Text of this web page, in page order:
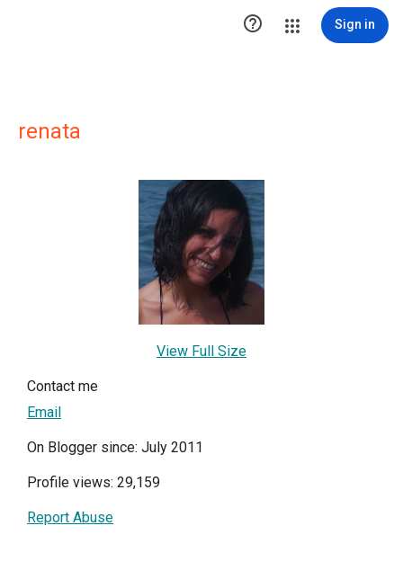
 Sign in
renata
View Full Size
Contact me
Email
On Blogger since: July 2011
Profile views: 29,159
Report Abuse